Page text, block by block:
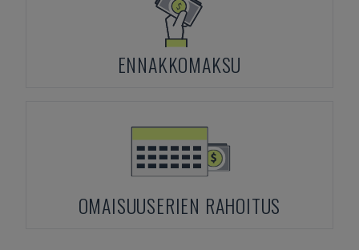
ENNAKKOMAKSU
OMAISUUSERIEN RAHOITUS